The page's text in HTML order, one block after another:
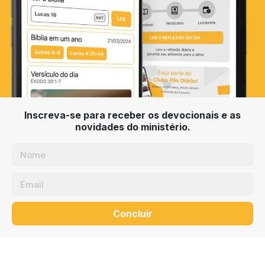
Inscreva-se para receber os devocionais e as
novidades do ministério.
Concluir